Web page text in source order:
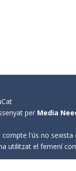
per Media
l'ús no
utilitzat el femení